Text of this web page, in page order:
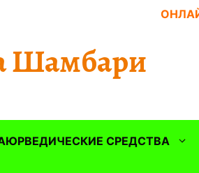
Шамбари
СРЕДСТВА